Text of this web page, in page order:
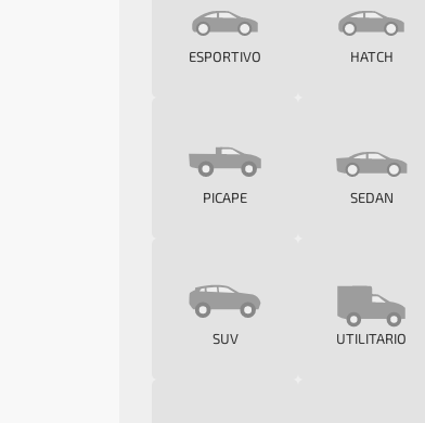
ESPORTIVO HATCH
PICAPE SEDAN
SUV UTILITARIO